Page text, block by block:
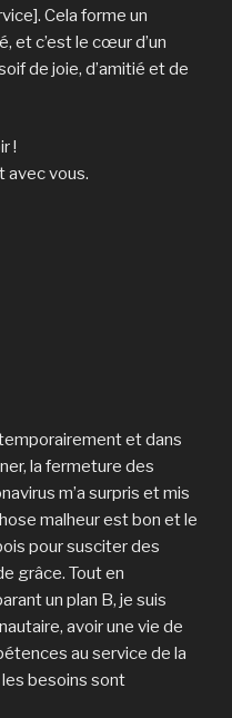
Cela forme un
et c’est le cœur d’un
de joie, d’amitié et de
!
avec vous.
et dans
la fermeture des
m’a surpris et mis
malheur est bon et le
pour susciter des
grâce. Tout en
un plan B, je suis
avoir une vie de
au service de la
les besoins sont